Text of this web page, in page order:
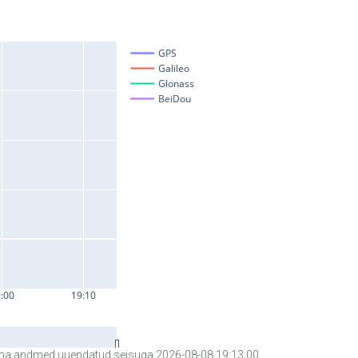
andmed uuendatud seisuga 2026-08-08 19:13:00